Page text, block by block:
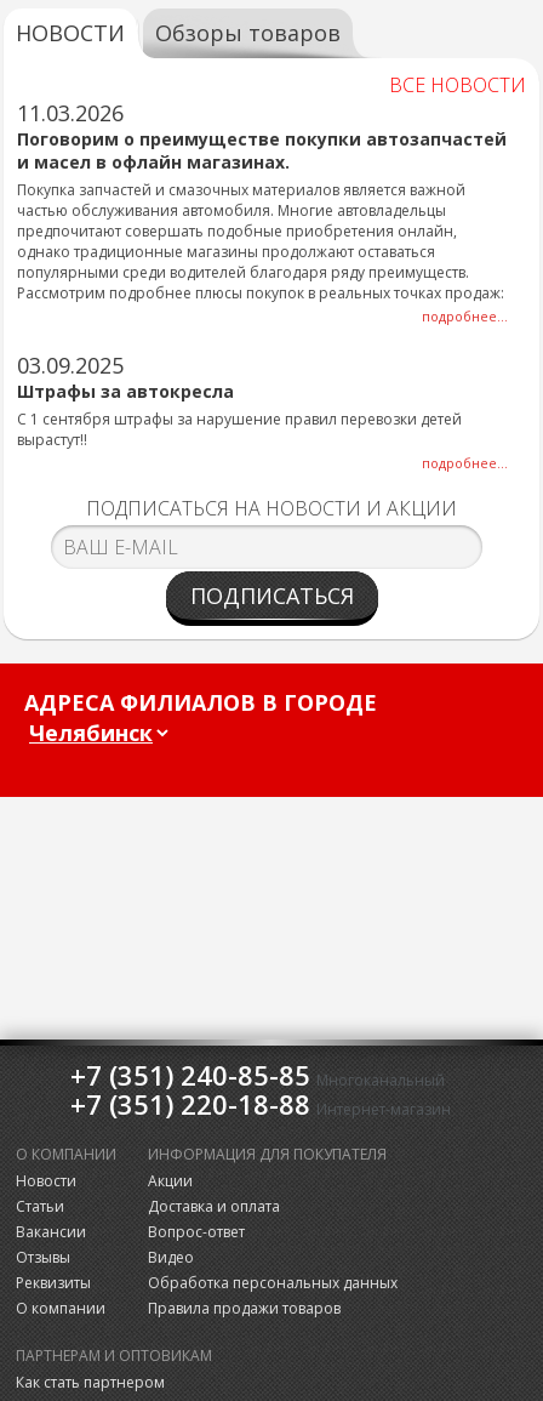
НОВОСТИ Обзоры товаров
ВСЕ НОВОСТИ
11.03.2026
Поговорим о преимуществе покупки автозапчастей
и масел в офлайн магазинах.
Покупка запчастей и смазочных материалов является важной
частью обслуживания автомобиля. Многие автовладельцы
предпочитают совершать подобные приобретения онлайн,
однако традиционные магазины продолжают оставаться
популярными среди водителей благодаря ряду преимуществ.
Рассмотрим подробнее плюсы покупок в реальных точках продаж:
подробнее...
03.09.2025
Штрафы за автокресла
С 1 сентября штрафы за нарушение правил перевозки детей
вырастут!!
подробнее...
ПОДПИСАТЬСЯ НА НОВОСТИ И АКЦИИ
ПОДПИСАТЬСЯ
АДРЕСА ФИЛИАЛОВ В ГОРОДЕ
+7 (351) 240-85-85 Многоканальный
+7 (351) 220-18-88 Интернет-магазин
О КОМПАНИИ
Новости
Статьи
Вакансии
Отзывы
Реквизиты
О компании
ИНФОРМАЦИЯ ДЛЯ ПОКУПАТЕЛЯ
Акции
Доставка и оплата
Вопрос-ответ
Видео
Обработка персональных данных
Правила продажи товаров
ПАРТНЕРАМ И ОПТОВИКАМ
Как стать партнером